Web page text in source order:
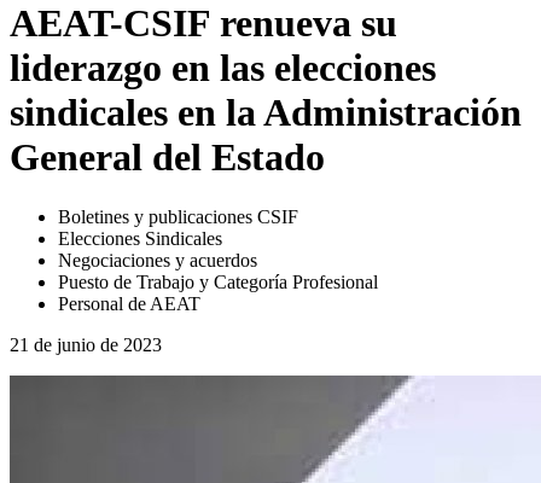
AEAT-CSIF renueva su
liderazgo en las elecciones
sindicales en la Administración
General del Estado
Boletines y publicaciones CSIF
Elecciones Sindicales
Negociaciones y acuerdos
Puesto de Trabajo y Categoría Profesional
Personal de AEAT
21 de junio de 2023